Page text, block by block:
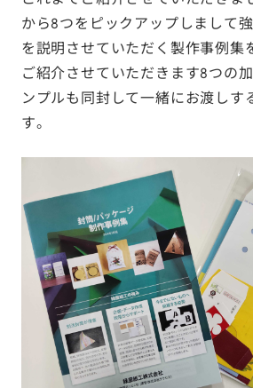
から8つをピックアップしまして
を説明させていただく製作事例集
ご紹介させていただきます8つの
ンプルも同封して一緒にお渡しす
す。